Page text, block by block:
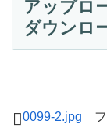
アップロ
ダウンロ
0099-2.jpg フ